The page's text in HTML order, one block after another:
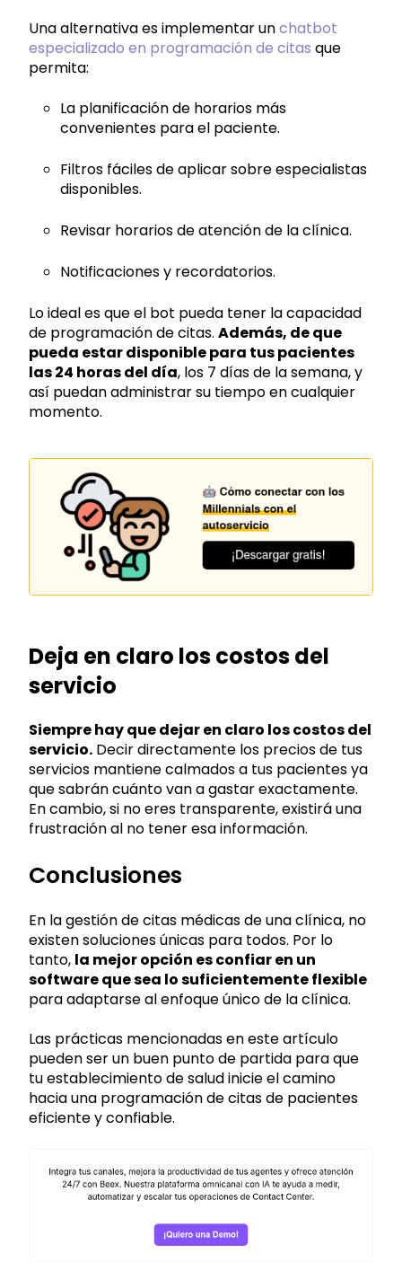
Una alternativa es implementar unchatbot
especializado en programación de citas que
permita:
La planificación de horarios más
convenientes para el paciente.
Filtros fáciles de aplicar sobre especialistas
disponibles.
Revisar horarios de atención de la clínica.
Notificaciones y recordatorios.
Lo ideal es que el bot pueda tener la capacidad
de programación de citas. Además, de que
pueda estar disponible para tus pacientes
las 24 horas del día, los 7 días de la semana, y
así puedan administrar su tiempo en cualquier
momento.
Deja en claro los costos del
servicio
Siempre hay que dejar en claro los costos del
servicio. Decir directamente los precios de tus
servicios mantiene calmados a tus pacientes ya
que sabrán cuánto van a gastar exactamente.
En cambio, si no eres transparente, existirá una
frustración al no tener esa información.
Conclusiones
En la gestión de citas médicas de una clínica, no
existen soluciones únicas para todos. Por lo
tanto, la mejor opción es confiar en un
software que sea lo suficientemente flexible
para adaptarse al enfoque único de la clínica.
Las prácticas mencionadas en este artículo
pueden ser un buen punto de partida para que
tu establecimiento de salud inicie el camino
hacia una programación de citas de pacientes
eficiente y confiable.